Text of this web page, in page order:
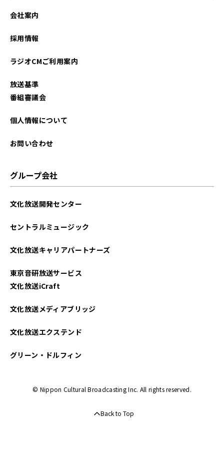
2025年09月
2025年06月
2025年01月
2024年12月
2024年11月
会社案内
採用情報
ラジオCMご利用案内
放送基準
番組審議会
個人情報について
お問い合わせ
グループ会社
文化放送開発センター
セントラルミュージック
文化放送キャリアパートナーズ
東京音研放送サービス
文化放送iCraft
文化放送メディアブリッジ
文化放送エクステンド
グリーン・ドルフィン
© Nippon Cultural Broadcasting Inc. All rights reserved.
Back to Top